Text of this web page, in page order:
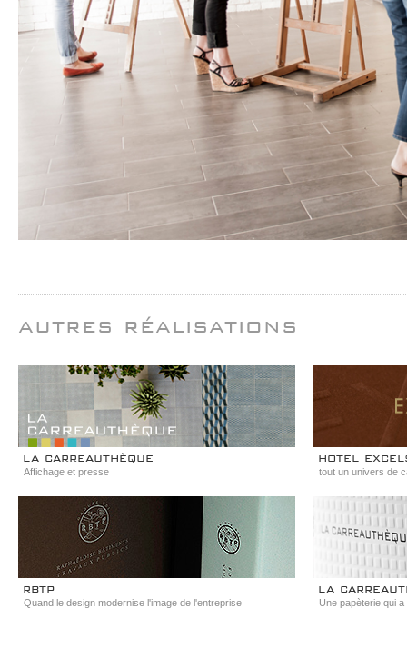
autres réalisations
la carreauthèque
Affichage et presse
hotel
tout un univers de
rbtp
Quand le design modernise l'image de l'entreprise
la
Une papèterie qui